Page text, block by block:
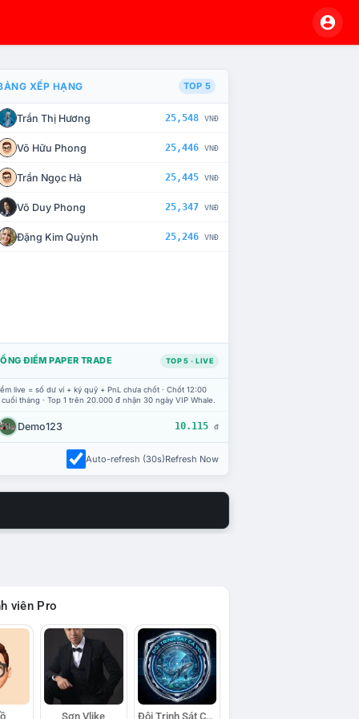
CHẾ TÀI XỬ LÝ VI PHẠM
XẾP HẠNG TOP 5
Trần Thị Hương 25,548 VNĐ
Võ Hữu Phong 25,446 VNĐ
Trần Ngọc Hà 25,445 VNĐ
Võ Duy Phong 25,347 VNĐ
Đặng Kim Quỳnh 25,246 VNĐ
ĐIỂM PAPER TRADE TOP 5 · LIVE
live = số dư ví + ký quỹ + PnL chưa chốt · Chốt 12:00
tháng · Top 1 trên 20.000 đ nhận 30 ngày VIP Whale.
Demo123 10.115 đ
Auto-refresh (30s)Refresh Now
viên Pro
Sơn Vlike Đội Trinh Sát Cá Voi